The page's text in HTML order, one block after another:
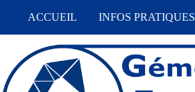
ACCUEIL INFOS PRATIQUES